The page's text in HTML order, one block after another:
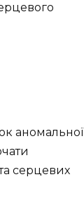
аномальної
серцевих